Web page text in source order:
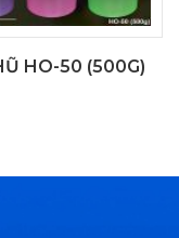
HO-50 (500G)